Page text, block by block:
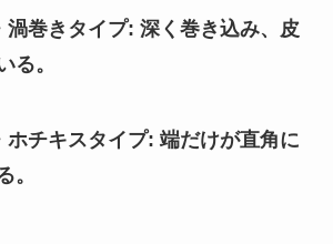
巻きタイプ: 深く巻き込み、皮
る。
チキスタイプ: 端だけが直角に
。